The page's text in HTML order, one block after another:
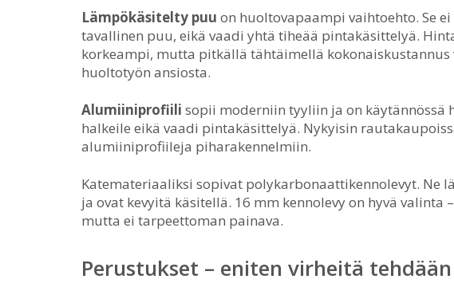
Lämpökäsitelty puu on huoltovapaampi vaihtoehto. Se
tavallinen puu, eikä vaadi yhtä tiheää pintakäsittelyä.
korkeampi, mutta pitkällä tähtäimellä
huoltotyön ansiosta.
Alumiiniprofiili sopii moderniin tyyliin ja on käytännössä
halkeile eikä vaadi pintakäsittelyä. Nykyisin
alumiiniprofiileja piharakennelmiin.
Katemateriaaliksi sopivat polykarbonaattikennolevyt. Ne
ja ovat kevyitä käsitellä. 16 mm kennolevy on hyvä
mutta ei tarpeettoman painava.
Perustukset – eniten virheitä